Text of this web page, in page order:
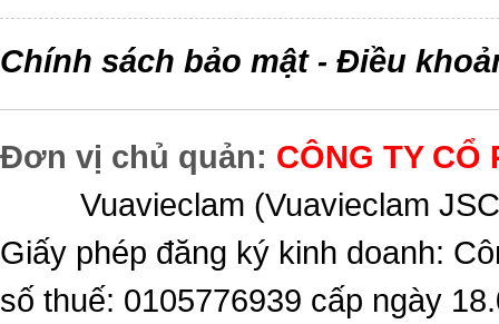
Chính sách bảo mật- Điều
Đơn vị chủ quản: CÔNG TY CỔ
Vuavieclam (Vuavieclam
Giấy phép đăng ký kinh doanh:
số thuế: 0105776939 cấp ngày